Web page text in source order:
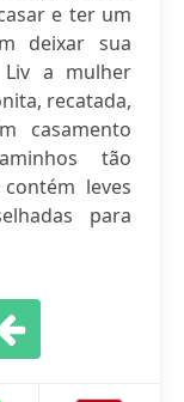
e ter um
deixar sua
Liv a mulher
recatada,
casamento
tão
leves
para